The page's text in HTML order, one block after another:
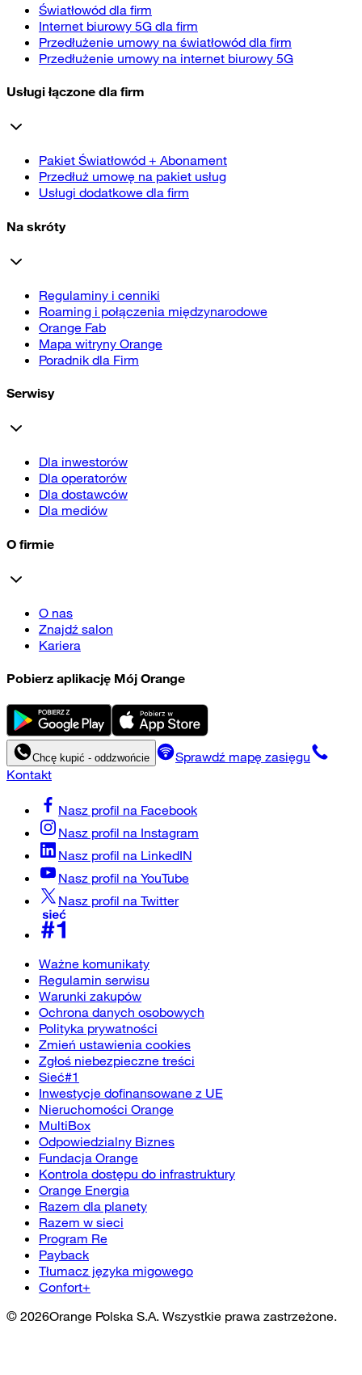
Światłowód dla firm
Internet biurowy 5G dla firm
Przedłużenie umowy na światłowód dla firm
Przedłużenie umowy na internet biurowy 5G
Usługi łączone dla firm
Pakiet Światłowód + Abonament
Przedłuż umowę na pakiet usług
Usługi dodatkowe dla firm
Na skróty
Regulaminy i cenniki
Roaming i połączenia międzynarodowe
Orange Fab
Mapa witryny Orange
Poradnik dla Firm
Serwisy
Dla inwestorów
Dla operatorów
Dla dostawców
Dla mediów
O firmie
O nas
Znajdź salon
Kariera
Pobierz aplikację Mój Orange
Chcę kupić - oddzwońcie
Sprawdź mapę zasięgu
Kontakt
Nasz profil na Facebook
Nasz profil na Instagram
Nasz profil na LinkedIN
Nasz profil na YouTube
Nasz profil na Twitter
Ważne komunikaty
Regulamin serwisu
Warunki zakupów
Ochrona danych osobowych
Polityka prywatności
Zmień ustawienia cookies
Zgłoś niebezpieczne treści
Sieć#1
Inwestycje dofinansowane z UE
Nieruchomości Orange
MultiBox
Odpowiedzialny Biznes
Fundacja Orange
Kontrola dostępu do infrastruktury
Orange Energia
Razem dla planety
Razem w sieci
Program Re
Payback
Tłumacz języka migowego
Confort+
© 2026Orange Polska S.A. Wszystkie prawa zastrzeżone.